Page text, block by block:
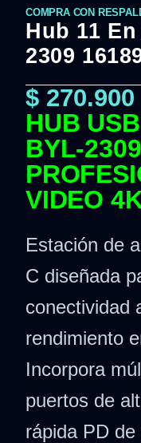
COMPRA CON
Hub 11
2309
$ 270.900
HUB
BYL-
VIDEO
Estación de
C diseñada
conectividad
rendimiento
Incorpora
puertos de
rápida PD